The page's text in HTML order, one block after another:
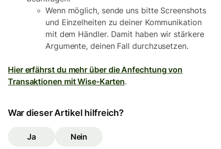
Wenn möglich, sende uns bitte Screenshots
und Einzelheiten zu deiner Kommunikation
mit dem Händler. Damit haben wir stärkere
Argumente, deinen Fall durchzusetzen.
Hier erfährst du mehr über die Anfechtung von
Transaktionen mit Wise-Karten.
War dieser Artikel hilfreich?
Ja Nein